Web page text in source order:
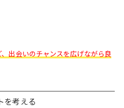
出会いのチャンスを広げながら良
考える